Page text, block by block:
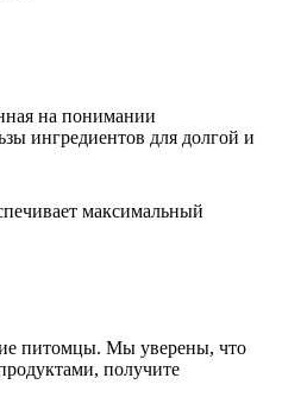
на понимании
ингредиентов для долгой и
максимальный
питомцы. Мы уверены, что
получите